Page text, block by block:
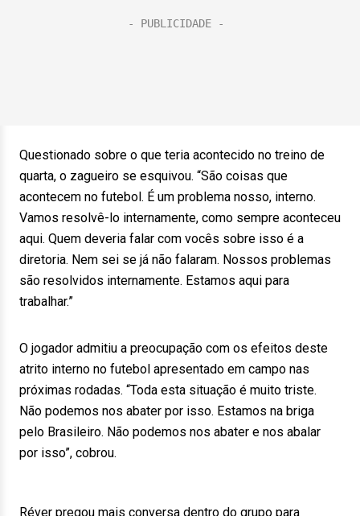
Questionado sobre o que teria acontecido no treino de
quarta, o zagueiro se esquivou. “São coisas que
acontecem no futebol. É um problema nosso, interno.
Vamos resolvê-lo internamente, como sempre aconteceu
aqui. Quem deveria falar com vocês sobre isso é a
diretoria. Nem sei se já não falaram. Nossos problemas
são resolvidos internamente. Estamos aqui para
trabalhar.”
O jogador admitiu a preocupação com os efeitos deste
atrito interno no futebol apresentado em campo nas
próximas rodadas. “Toda esta situação é muito triste.
Não podemos nos abater por isso. Estamos na briga
pelo Brasileiro. Não podemos nos abater e nos abalar
por isso”, cobrou.
Réver pregou mais conversa dentro do grupo para